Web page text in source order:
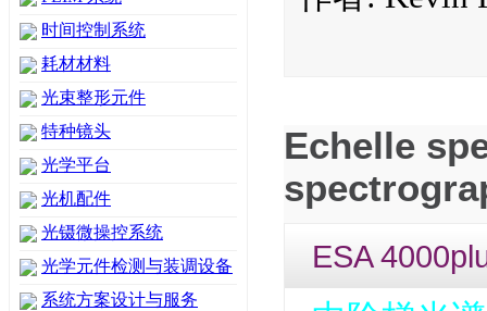
时间控制系统
耗材材料
光束整形元件
特种镜头
光学平台
光机配件
光镊微操控系统
光学元件检测与装调设备
系统方案设计与服务
Echelle
ESA